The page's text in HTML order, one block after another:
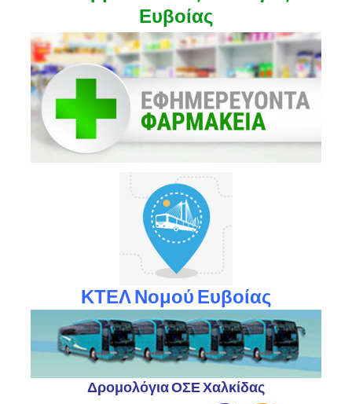
Ευβοίας
ΚΤΕΛ Νομού Ευβοίας
Δρομολόγια ΟΣΕ Χαλκίδας